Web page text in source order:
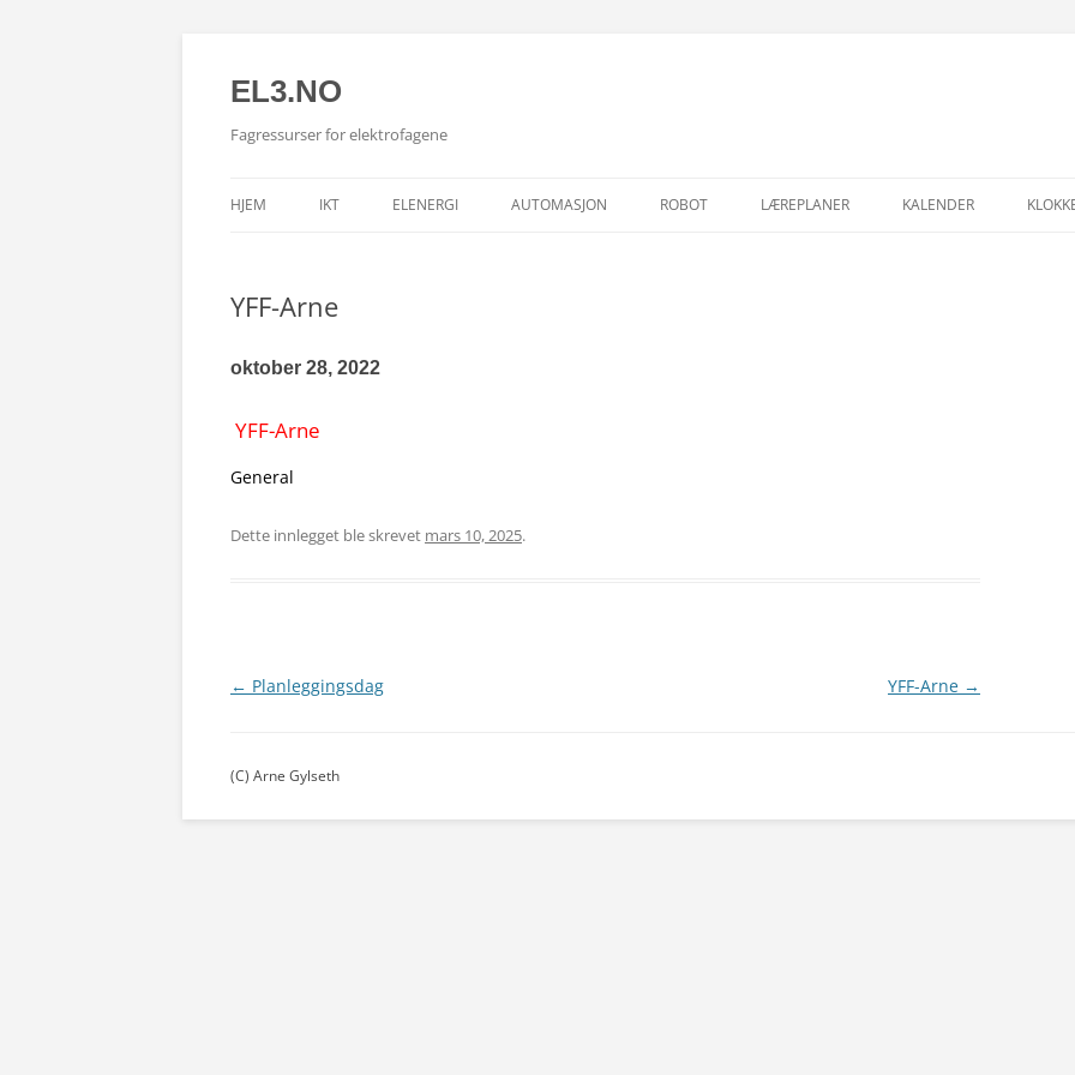
EL3.NO
Fagressurser for elektrofagene
til
HJEM IKT ELENERGI AUTOMASJON ROBOT LÆREPLANER KALENDER
YFF-Arne
oktober 28, 2022
YFF-Arne
General
Dette innlegget ble skrevet mars 10, 2025.
Innleggsnavigasjon
← Planleggingsdag YFF-Arne →
(C) Arne Gylseth